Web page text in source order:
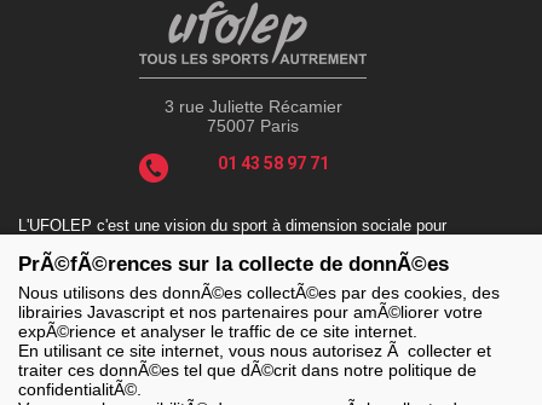
3 rue Juliette Récamier
75007 Paris
01 43 58 97 71
L'UFOLEP c'est une vision du sport à dimension sociale pour
handicap, le sport-durable avec des valeurs incontournables : la
solidarité, le fair-play, la laïcité et la citoyenneté.
LES SITES DE L'UFOLEP
PrÃ©fÃ©rences sur la collecte de donnÃ©es
Nous utilisons des donnÃ©es collectÃ©es par des cookies, des
librairies Javascript et nos partenaires pour amÃ©liorer votre
expÃ©rience et analyser le traffic de ce site internet.
En utilisant ce site internet, vous nous autorisez Ã collecter et
traiter ces donnÃ©es tel que dÃ©crit dans notre politique de
confidentialitÃ©.